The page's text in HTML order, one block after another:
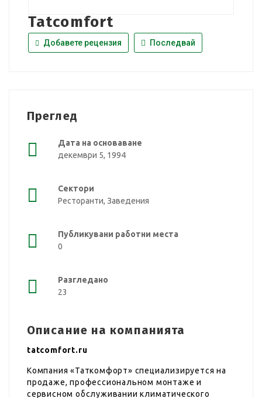
Tatcomfort
Добавете рецензия Последвай
Преглед
Дата на основаване
декември 5, 1994
Сектори
Ресторанти, Заведения
Публикувани работни места
0
Разгледано
23
Описание на компанията
tatcomfort.ru
Компания «Таткомфорт» специализируется на
продаже, профессиональном монтаже и
сервисном обслуживании климатического